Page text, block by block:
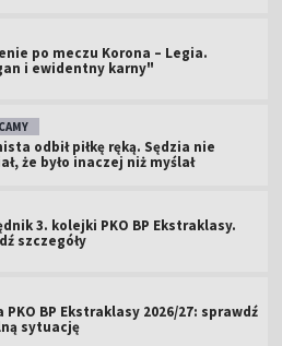
po meczu Korona – Legia.
i ewidentny karny"
odbił piłkę ręką. Sędzia nie
że było inaczej niż myślał
3. kolejki PKO BP Ekstraklasy.
szczegóły
PKO BP Ekstraklasy 2026/27: sprawdź
sytuację